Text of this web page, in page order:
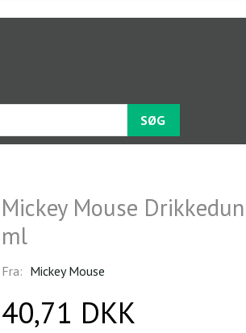
SØG
Mickey Mouse
ml
Fra: Mickey Mouse
40,71 DKK